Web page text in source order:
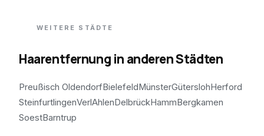
WEITERE STÄDTE
Haarentfernung in anderen Städten
Preußisch OldendorfBielefeldMünsterGüterslohHerford
SteinfurtlingenVerlAhlenDelbrückHammBergkamen
SoestBarntrup